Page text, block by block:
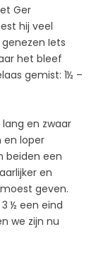
Ger
hij veel
Iets
het bleef
gemist: 1½ –
en zwaar
en loper
beiden een
en
geven.
½ een eind
we zijn nu